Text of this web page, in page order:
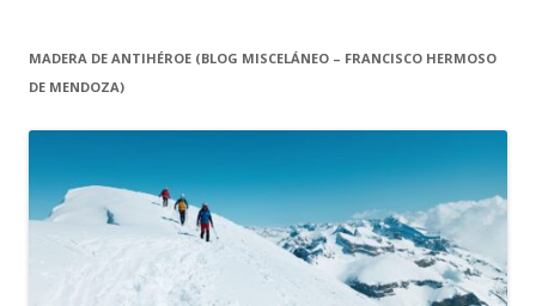
MADERA DE ANTIHÉROE (BLOG MISCELÁNEO – FRANCISCO HERMOSO
DE MENDOZA)